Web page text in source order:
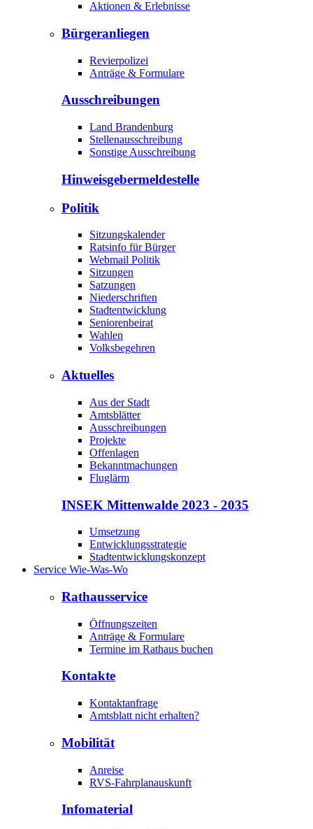
Aktionen & Erlebnisse
Bürgeranliegen
Revierpolizei
Anträge & Formulare
Ausschreibungen
Land Brandenburg
Stellenausschreibung
Sonstige Ausschreibung
Hinweisgeber­meldestelle
Politik
Sitzungskalender
Ratsinfo für Bürger
Webmail Politik
Sitzungen
Satzungen
Niederschriften
Stadtentwicklung
Seniorenbeirat
Wahlen
Volksbegehren
Aktuelles
Aus der Stadt
Amtsblätter
Ausschreibungen
Projekte
Offenlagen
Bekanntmachungen
Fluglärm
INSEK Mittenwalde 2023 - 2035
Umsetzung
Entwicklungsstrategie
Stadtentwicklungskonzept
Service Wie-Was-Wo
Rathausservice
Öffnungszeiten
Anträge & Formulare
Termine im Rathaus buchen
Kontakte
Kontaktanfrage
Amtsblatt nicht erhalten?
Mobilität
Anreise
RVS-Fahrplanauskunft
Infomaterial